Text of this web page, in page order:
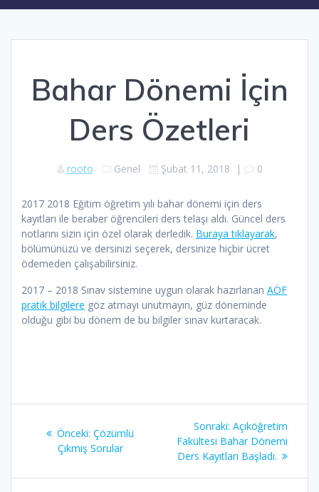
Bahar Dönemi İçin
Ders Özetleri
rooto Genel Şubat 11, 2018 | 0
2017 2018 Eğitim öğretim yılı bahar dönemi için ders
kayıtları ile beraber öğrencileri ders telaşı aldı. Güncel ders
notlarını sizin için özel olarak derledik. Buraya tıklayarak,
bölümünüzü ve dersinizi seçerek, dersinize hiçbir ücret
ödemeden çalışabilirsiniz.
2017 – 2018 Sınav sistemine uygun olarak hazırlanan AÖF
pratik bilgilere göz atmayı unutmayın, güz döneminde
olduğu gibi bu dönem de bu bilgiler sınav kurtaracak.
gezinmesi
Önceki: Önceki
yazı:
Çözümlü
Çıkmış Sorular
Sonraki: Sonraki
yazı:
Açıköğretim
Fakültesi Bahar Dönemi
Ders Kayıtları Başladı.